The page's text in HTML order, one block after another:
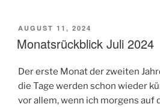
VERÖFFENTLICHT
AM
AUGUST 11, 2024
Monatsrückblick Juli 2024
Der erste Monat der zweiten
die Tage werden schon wieder
vor allem, wenn ich morgens auf